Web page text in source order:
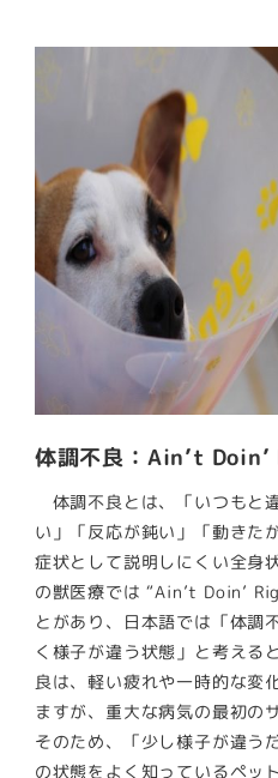
体調不良：Ain’t
体調不良とは、「いつもと
い」「反応が鈍い」「動きた
症状として説明しにくい全身
の獣医療では “Ain’t Doin’
とがあり、日本語では「体調
く様子が違う状態」と考え
良は、軽い疲れや一時的な変
ますが、重大な病気の最初の
そのため、「少し様子が違う
の状態をよく知っているペッ